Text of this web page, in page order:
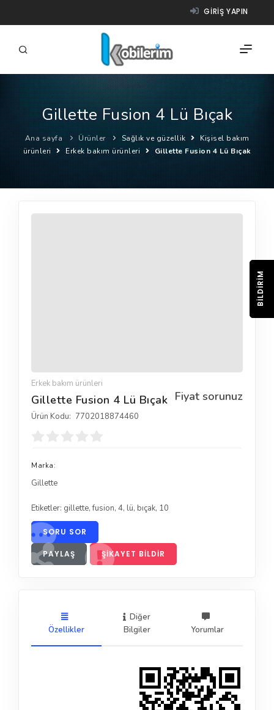
GIRIŞ YAPIN
FIRMALAR
ÜRÜNLER
NASIL ÇALIŞIR?
Gillette Fusion 4 Lü Bıçak
Ana sayfa Ürünler Sağlık ve güzellik
Kişisel bakım
ürünleri
Erkek bakım ürünleri Gillette Fusion 4 Lü Bıçak
Erkek bakım ürünleri
Fiyat sorunuz
Gillette Fusion 4 Lü Bıçak
Ürün Kodu: 7702018874460
Marka:
Gillette
Etiketler: gillette,fusion, 4, lü, bıçak, 10
SORU SOR
PAYLAŞ ŞIKAYET BILDIR
Özellikler
Diğer
Bilgiler
Yorumlar
BILDIRIM